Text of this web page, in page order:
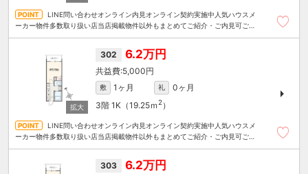
LINE問い合わせオンライン内見オンライン契約実施中人気ハウスメ
ーカー物件多数取り扱い店当店掲載物件以外もまとめてご紹介・ご内見可ご予
302 6.2万円
5,000円
敷 1ヶ月 礼
0ヶ月
3階 1K（19.25ｍ 2）
LINE問い合わせオンライン内見オンライン契約実施中人気ハウスメ
ーカー物件多数取り扱い店当店掲載物件以外もまとめてご紹介・ご内見可ご予
303 6.2万円